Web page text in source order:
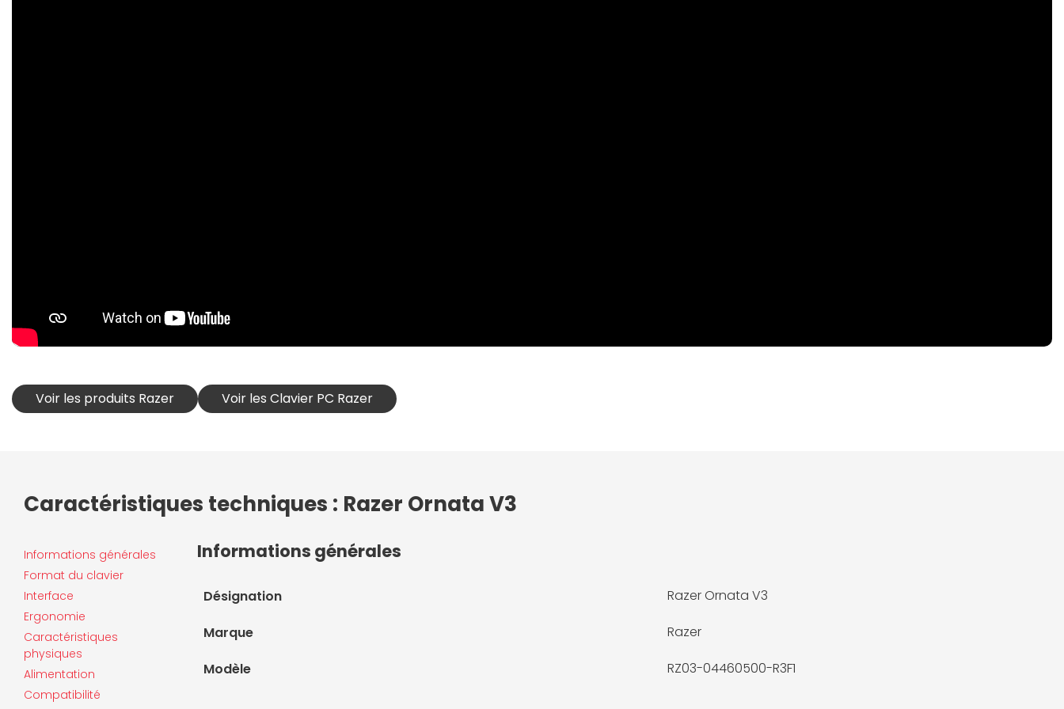
Voir les produits Razer Voir les Clavier PC Razer
Caractéristiques techniques : Razer Ornata V3
Informations générales
Format du clavier
Interface
Ergonomie
Caractéristiques
physiques
Alimentation
Compatibilité
Informations générales
Désignation Razer Ornata V3
Marque Razer
Modèle RZ03-04460500-R3F1